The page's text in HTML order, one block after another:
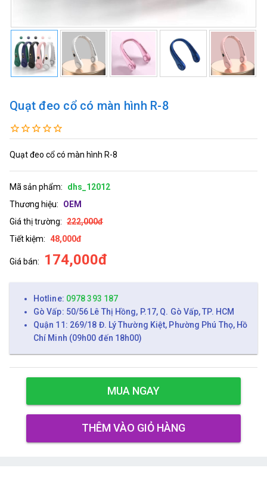
Quạt đeo cổ có màn hình R-8
Quạt đeo cổ có màn hình R-8
Mã sản phẩm:
dhs_12012
Thương hiệu:
OEM
Giá thị trường: 222,000đ
Tiết kiệm: 48,000đ
Giá bán: 174,000đ
Hotline: 0978 393 187
Gò Vấp: 50/56 Lê Thị Hồng, P.17, Q. Gò Vấp, TP. HCM
Quận 11: 269/18 Đ. Lý Thường Kiệt, Phường Phú Thọ, Hồ
Chí Minh (09h00 đến 18h00)
MUA NGAY
THÊM VÀO GIỎ HÀNG